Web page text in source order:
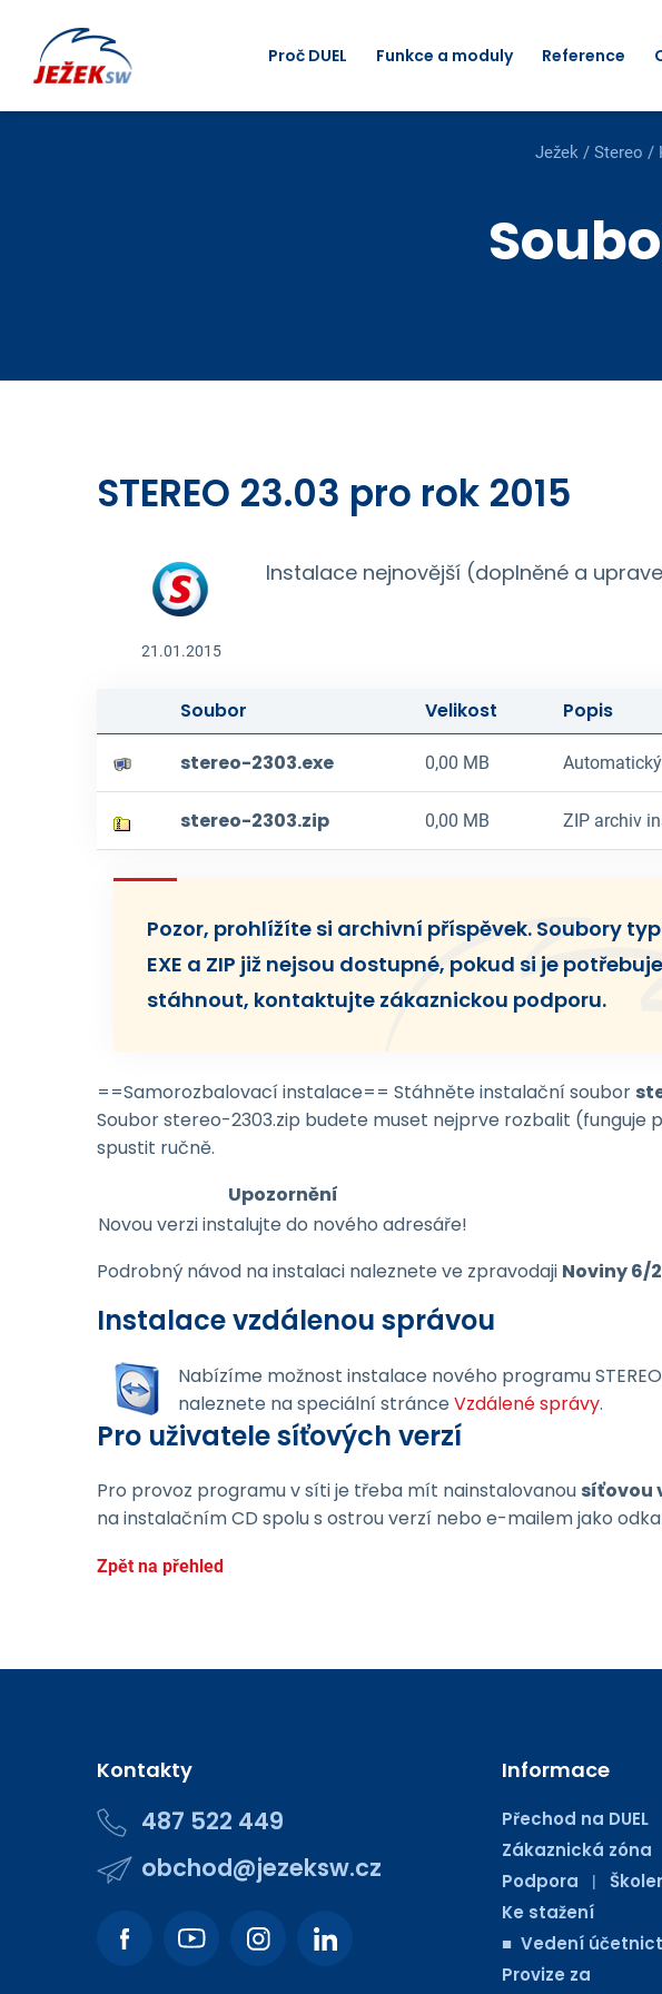
Proč DUEL Funkce a moduly Reference
Ježek / Stereo /
STEREO 23.03 pro rok 2015
21.01.2015
Instalace nejnovější (doplněné a
Soubor Velikost Popis
stereo-2303.exe 0,00 MB
stereo-2303.zip 0,00 MB ZIP archiv
Pozor, prohlížíte si archivní příspěvek. Soubory
EXE a ZIP již nejsou dostupné, pokud si je
stáhnout, kontaktujte zákaznickou podporu.
==Samorozbalovací instalace== Stáhněte instalační soubor
Soubor stereo-2303.zip budete muset nejprve rozbalit
spustit ručně.
Upozornění
Novou verzi instalujte do nového adresáře!
Podrobný návod na instalaci naleznete ve zpravodaji Noviny 6/
Instalace vzdálenou správou
Nabízíme možnost instalace nového programu
naleznete na speciální stránce Vzdálené správy.
Pro uživatele síťových verzí
Pro provoz programu v síti je třeba mít nainstalovanou síťovou
na instalačním CD spolu s ostrou verzí nebo e-mailem jako
Zpět na přehled
Kontakty
487 522 449
obchod@jezeksw.cz
Informace
Přechod na DUEL
Zákaznická zóna
Podpora
|
Ke stažení
■ Vedení
Provize za